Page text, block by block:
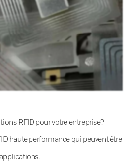
RFID pour votre entreprise?
haute performance qui peuvent être